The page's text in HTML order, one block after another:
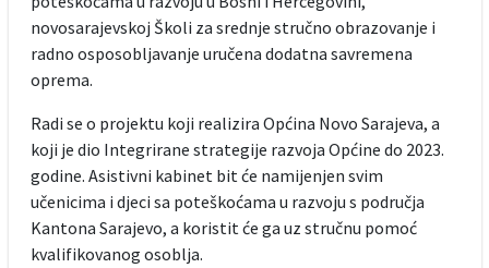
novosarajevskoj Školi za srednje stručno obrazovanje i
radno osposobljavanje uručena dodatna savremena
oprema.
Radi se o projektu koji realizira Općina Novo Sarajeva, a
koji je dio Integrirane strategije razvoja Općine do 2023.
godine. Asistivni kabinet bit će namijenjen svim
učenicima i djeci sa poteškoćama u razvoju s područja
Kantona Sarajevo, a koristit će ga uz stručnu pomoć
kvalifikovanog osoblja.